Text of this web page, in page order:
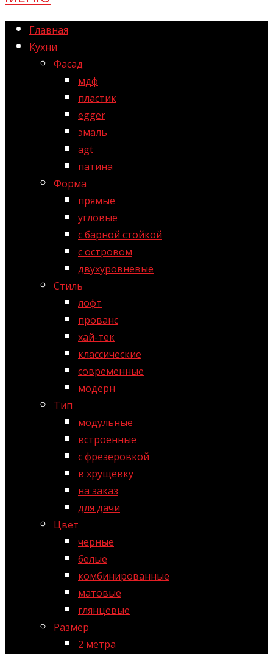
Главная
Кухни
Фасад
мдф
пластик
egger
эмаль
agt
патина
Форма
прямые
угловые
с барной стойкой
с островом
двухуровневые
Стиль
лофт
прованс
хай-тек
классические
современные
модерн
Тип
модульные
встроенные
с фрезеровкой
в хрущевку
на заказ
для дачи
Цвет
черные
белые
комбинированные
матовые
глянцевые
Размер
2 метра